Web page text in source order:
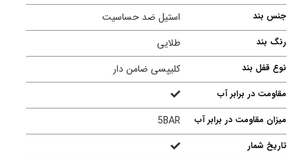
جنس بند استیل ضد حساسیت
رنگ بند طلایی
نوع قفل بند کلیپسی ضامن دار
مقاومت در برابر آب
میزان مقاومت در برابر آب
5BAR
تاریخ شمار